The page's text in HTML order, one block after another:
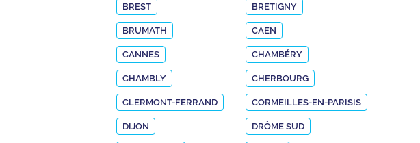
BREST BRETIGNY
BRUMATH CAEN
CANNES CHAMBÉRY
CHAMBLY CHERBOURG
CLERMONT-FERRAND CORMEILLES-EN-PARISIS
DIJON DRÔME SUD